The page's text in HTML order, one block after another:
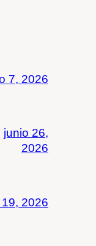
7, 2026
junio 26,
2026
2026